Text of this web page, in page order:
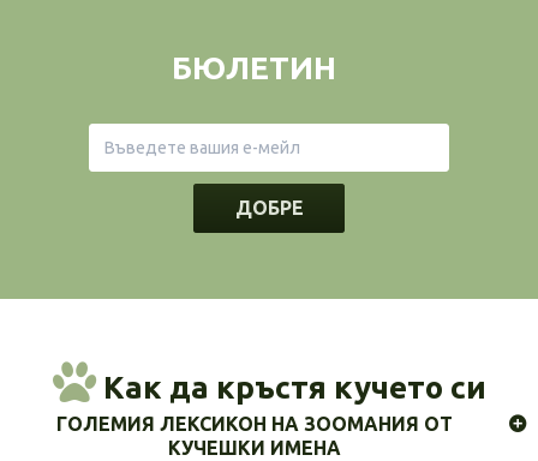
БЮЛЕТИН
ДОБРЕ
Как да кръстя кучето си
ГОЛЕМИЯ ЛЕКСИКОН НА ЗООМАНИЯ ОТ
КУЧЕШКИ ИМЕНА